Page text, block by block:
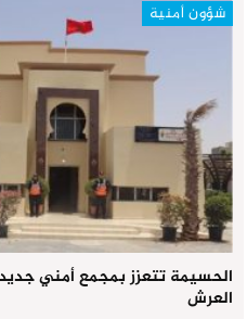
شؤون أمنية
العرش